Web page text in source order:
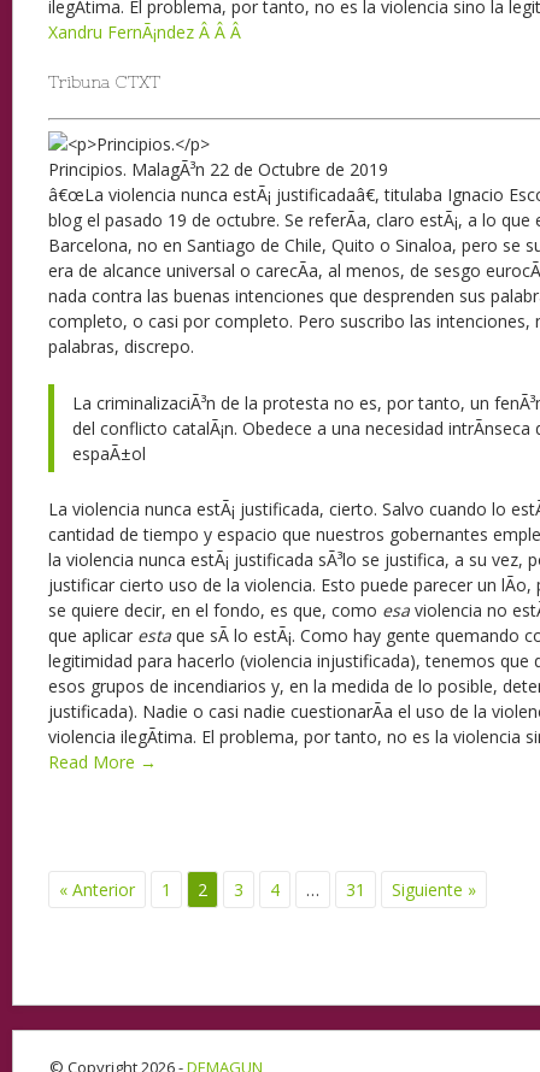
ilegÃ­tima. El problema, por tanto, no es la violencia sino la
Xandru FernÃ¡ndez Â Â Â
Tribuna CTXT
Principios. MalagÃ³n 22 de Octubre de 2019
â€œLa violencia nunca estÃ¡ justificadaâ€, titulaba Ignacio
blog el pasado 19 de octubre. Se referÃ­a, claro estÃ¡, a lo
Barcelona, no en Santiago de Chile, Quito o Sinaloa, pero se
era de alcance universal o carecÃ­a, al menos, de sesgo
nada contra las buenas intenciones que desprenden sus
completo, o casi por completo. Pero suscribo las intenciones,
palabras, discrepo.
La criminalizaciÃ³n de la protesta no es, por tanto, un
del conflicto catalÃ¡n. Obedece a una necesidad
espaÃ±ol
La violencia nunca estÃ¡ justificada, cierto. Salvo cuando lo
cantidad de tiempo y espacio que nuestros gobernantes
la violencia nunca estÃ¡ justificada sÃ³lo se justifica, a su vez,
justificar cierto uso de la violencia. Esto puede parecer un
se quiere decir, en el fondo, es que, como esa violencia no
que aplicar esta que sÃ­ lo estÃ¡. Como hay gente quemando
legitimidad para hacerlo (violencia injustificada), tenemos que
esos grupos de incendiarios y, en la medida de lo posible,
justificada). Nadie o casi nadie cuestionarÃ­a el uso de la
violencia ilegÃ­tima. El problema, por tanto, no es la violencia
Read More →
« Anterior 1 2 3 4 … 31 Siguiente »
© Copyright 2026 -DEMAGUN